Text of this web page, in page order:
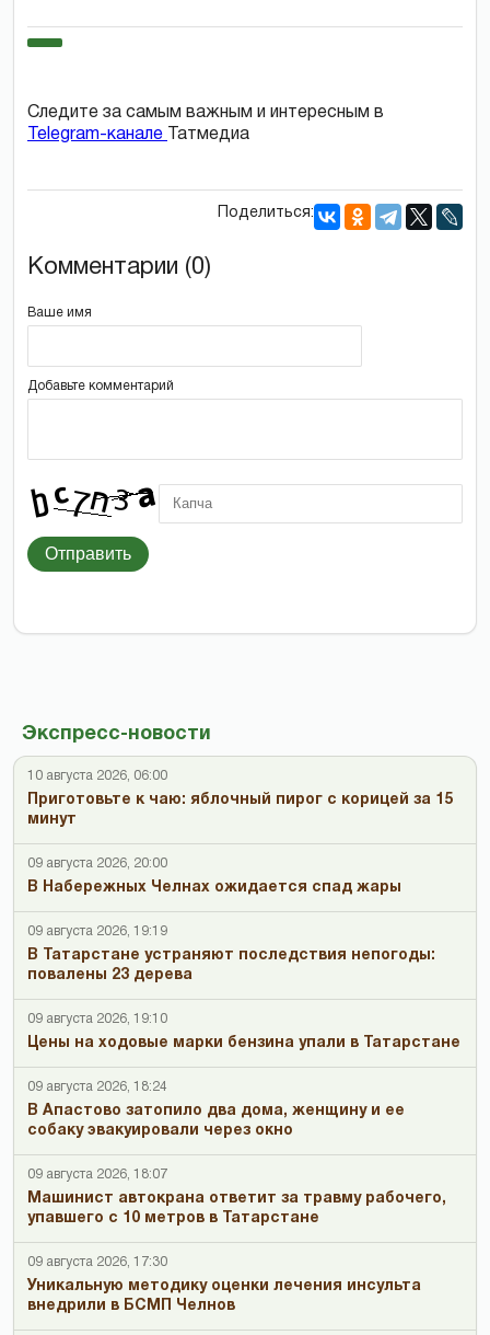
Экспресс-новости
10 августа 2026, 06:00
Приготовьте к чаю: яблочный пирог с корицей за 15
минут
09 августа 2026, 20:00
В Набережных Челнах ожидается спад жары
09 августа 2026, 19:19
В Татарстане устраняют последствия непогоды:
повалены 23 дерева
09 августа 2026, 19:10
Цены на ходовые марки бензина упали в Татарстане
09 августа 2026, 18:24
В Апастово затопило два дома, женщину и ее
собаку эвакуировали через окно
09 августа 2026, 18:07
Машинист автокрана ответит за травму рабочего,
упавшего с 10 метров в Татарстане
09 августа 2026, 17:30
Уникальную методику оценки лечения инсульта
внедрили в БСМП Челнов
Следите за самым важным и интересным в
Telegram-канале
Татмедиа
Поделиться:
Комментарии (0)
Ваше имя
Добавьте комментарий
Отправить